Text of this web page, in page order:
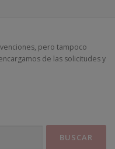
pero tampoco
de las solicitudes y